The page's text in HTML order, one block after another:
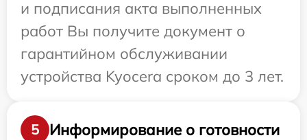
и подписания акта выполненных
работ Вы получите документ о
гарантийном обслуживании
устройства Kyocera сроком до 3 лет.
5
Информирование о готовности